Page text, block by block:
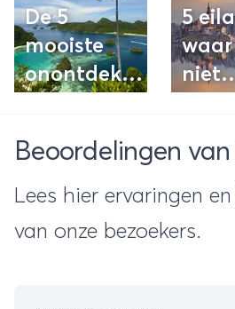
De 5
mooiste
onontdekte
Indonesië
5
waar
niet
Beoordelingen
Lees hier ervaringen
van onze bezoekers.